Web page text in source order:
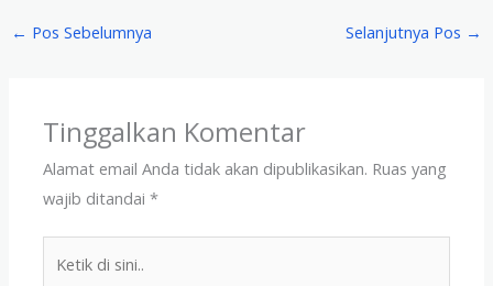
← Pos Sebelumnya Selanjutnya Pos →
Tinggalkan Komentar
Alamat email Anda tidak akan dipublikasikan. Ruas yang
wajib ditandai*